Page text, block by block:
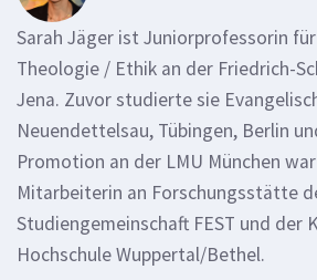
Sarah Jäger ist Juniorprofessorin
Theologie / Ethik an der Friedrich-
Jena. Zuvor studierte sie
Neuendettelsau, Tübingen, Berlin
Promotion an der LMU München
Mitarbeiterin an Forschungsstätte
Studiengemeinschaft FEST und der
Hochschule Wuppertal/Bethel.